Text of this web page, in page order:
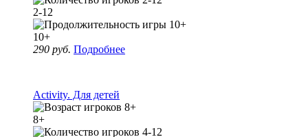
2-12
10+
290 руб. Подробнее
Activity. Для детей
8+